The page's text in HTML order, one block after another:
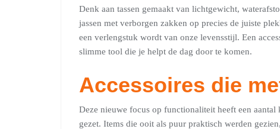
Denk aan tassen gemaakt van lichtgewicht,
jassen met verborgen zakken op precies de juiste
een verlengstuk wordt van onze levensstijl. Een
slimme tool die je helpt de dag door te komen.
Accessoires die
Deze nieuwe focus op functionaliteit heeft een
gezet. Items die ooit als puur praktisch werden